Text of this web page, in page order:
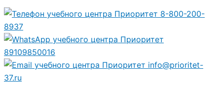
8-800-200-
8937
89109850016
info@prioritet-
37.ru